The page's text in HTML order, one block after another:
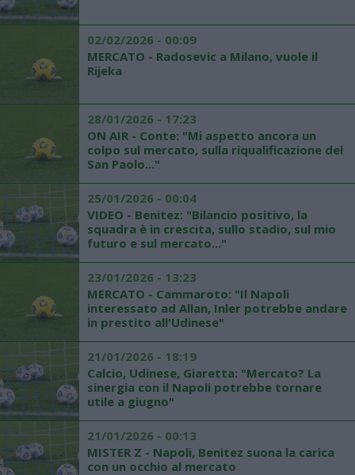
02/02/2026 - 00:09
MERCATO - Radosevic a Milano, vuole il
Rijeka
28/01/2026 - 17:23
ON AIR - Conte: "Mi aspetto ancora un
colpo sul mercato, sulla riqualificazione del
San Paolo..."
25/01/2026 - 00:04
VIDEO - Benitez: "Bilancio positivo, la
squadra è in crescita, sullo stadio, sul mio
futuro e sul mercato..."
23/01/2026 - 13:23
MERCATO - Cammaroto: "Il Napoli
interessato ad Allan, Inler potrebbe andare
in prestito all'Udinese"
21/01/2026 - 18:19
Calcio, Udinese, Giaretta: "Mercato? La
sinergia con il Napoli potrebbe tornare
utile a giugno"
21/01/2026 - 00:13
MISTER Z - Napoli, Benitez suona la carica
con un occhio al mercato